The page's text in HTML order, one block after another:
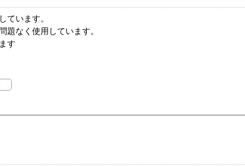
ています。
題なく使用しています。
す